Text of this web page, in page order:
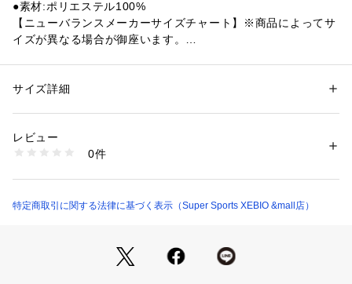
●素材:ポリエステル100%
【ニューバランスメーカーサイズチャート】※商品によってサ
イズが異なる場合が御座います。
55cm 胸囲70～78cm 【160cm】身長155～165cm 胸囲76～8
●130サイズ詳細:【着丈】55cm 【身幅】40cm 【裄丈】35cm
●140サイズ詳細:【着丈】59cm 【身幅】42cm 【裄丈】37cm
●中国製
【商品の購入にあたっての注意事項】
性別：キッズ・ベビー
ー・フットサルウェア
1540000444340
サイズ詳細
レビュー
0件
特定商取引に関する法律に基づく表示（Super Sports XEBIO &mall店）